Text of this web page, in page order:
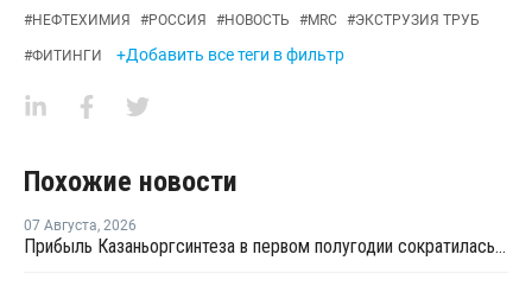
#НЕФТЕХИМИЯ #РОССИЯ #НОВОСТЬ #MRC #ЭКСТРУЗИЯ ТРУБ
#ФИТИНГИ +Добавить все теги в фильтр
Похожие новости
07 Августа, 2026
Прибыль Казаньоргсинтеза в первом полугодии сократилась более чем в 2 раза